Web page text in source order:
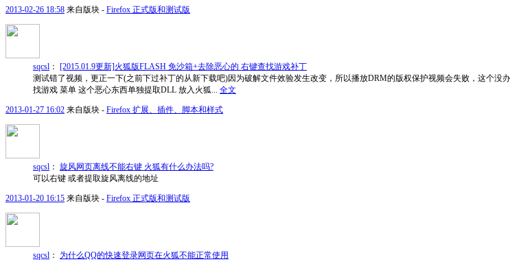
2013-02-26 18:58 来自版块 - Firefox 正式版和测试版
sqcsl ： [2015.01.9更新]火狐版FLASH 免沙箱+去除恶心的 右键查找游戏补丁
测试错了视频，更正一下(之前下过补丁的从新下载吧)因为破解文件效验发生改变，所以播放DRM的版权保护视频会失败，这个
找游戏 菜单 这个恶心东西单独提取DLL 放入火狐... 全文
2013-01-27 16:02 来自版块 - Firefox 扩展、插件、脚本和样式
sqcsl ： 旋风网页离线不能右键 火狐有什么办法吗?
可以右键 或者提取旋风离线的地址
2013-01-20 16:15 来自版块 - Firefox 正式版和测试版
sqcsl ： 为什么QQ的快速登录网页在火狐不能正常使用